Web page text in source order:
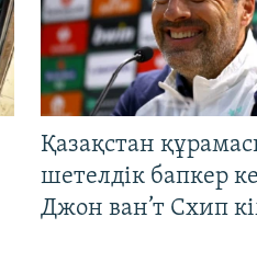
Қазақстан
шетелдік бапкер
Джон ван’т Схип